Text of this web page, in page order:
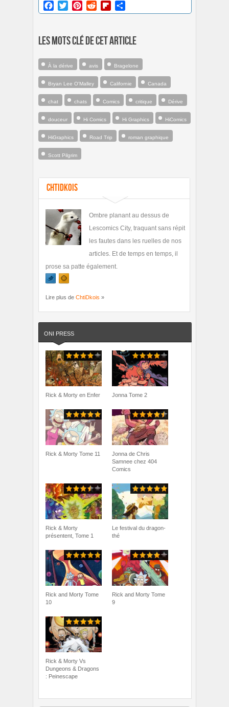
Facebook
TwitterPinterestRedditFlipboard
Les mots clé de cet article
À la dérive avis Bragelone
Bryan Lee O'Malley Californie Canada
chat chats Comics critique Dérive
douceur Hi Comics Hi Graphics HiComics
HiGraphics Road Trip roman graphique
Scott Pilgrim
ChtiDkois
Ombre planant au dessus de
Lescomics City, traquant sans répit
les fautes dans les ruelles de nos
articles. Et de temps en temps, il
prose sa patte également.
Lire plus de ChtiDkois »
ONI PRESS
Rick & Morty en Enfer Jonna Tome 2
Rick & Morty Tome 11
Jonna de Chris
Samnee chez 404
Comics
Rick & Morty
présentent, Tome 1
Le festival du dragon-
thé
Rick and Morty Tome
10
Rick and Morty Tome
9
Rick & Morty Vs
Dungeons & Dragons
: Peinescape